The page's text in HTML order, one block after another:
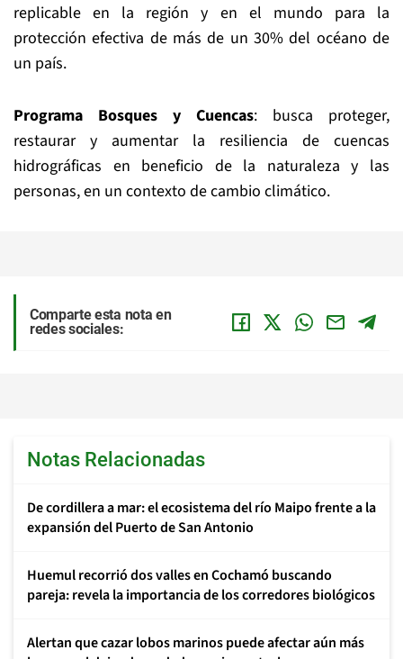
replicable en la región y en el mundo para la
protección efectiva de más de un 30% del océano de
un país.
Programa Bosques y Cuencas: busca proteger,
restaurar y aumentar la resiliencia de cuencas
hidrográficas en beneficio de la naturaleza y las
personas, en un contexto de cambio climático.
Comparte esta nota en
redes sociales:
Notas Relacionadas
De cordillera a mar: el ecosistema del río Maipo frente a la
expansión del Puerto de San Antonio
Huemul recorrió dos valles en Cochamó buscando
pareja: revela la importancia de los corredores biológicos
Alertan que cazar lobos marinos puede afectar aún más